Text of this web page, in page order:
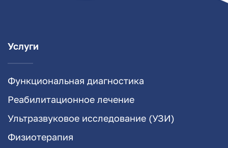
Услуги
Функциональная диагностика
Реабилитационное лечение
Ультразвуковое исследование (УЗИ)
Физиотерапия